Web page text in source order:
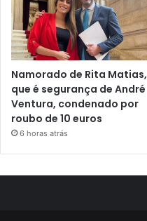
Namorado de Rita Matias,
que é segurança de André
Ventura, condenado por
roubo de 10 euros
6 horas atrás